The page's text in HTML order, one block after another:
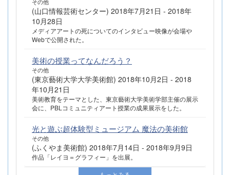
(山口情報芸術センター) 2018年7月21日 - 2018年
10月28日
メディアアートの死についてのインタビュー映像が会場や
Webで公開された。
美術の授業ってなんだろう？
その他
(東京藝術大学大学美術館) 2018年10月2日 - 2018
年10月21日
美術教育をテーマとした、東京藝術大学美術学部主催の展示
会に、PBLコミュニティアート授業の成果展示をした。
光と遊ぶ超体験型ミュージアム 魔法の美術館
その他
(ふくやま美術館) 2018年7月14日 - 2018年9月9日
作品「レイヨ＝グラフィー」を出展。